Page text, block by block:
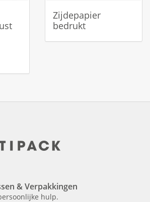
Zijdepapier
bedrukt
& Verpakkingen
hulp.